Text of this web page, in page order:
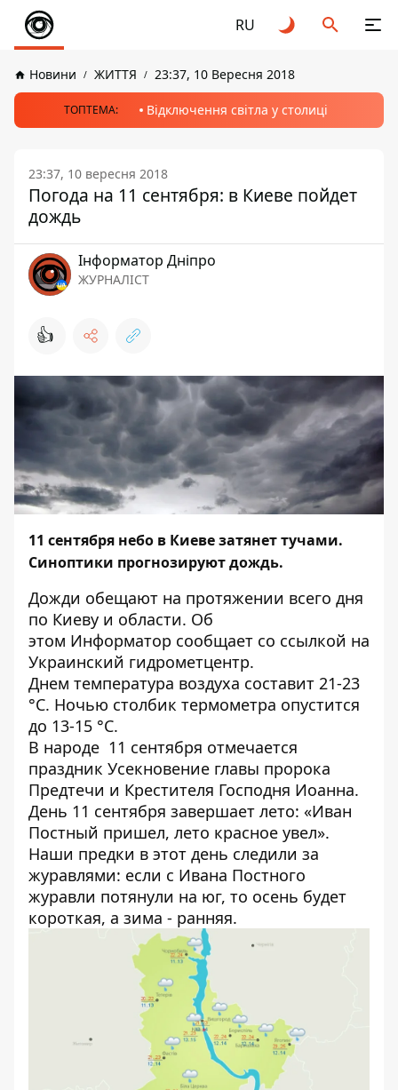
RU
Новини ЖИТТЯ 23:37, 10 Вересня 2018
ТОПТЕМА: Відключення світла у столиці
23:37, 10 вересня 2018
Погода на 11 сентября: в Киеве пойдет
дождь
Інформатор Дніпро
ЖУРНАЛІСТ
👍
11 сентября небо в Киеве затянет тучами.
Синоптики прогнозируют дождь.
Дожди обещают на протяжении всего дня
по Киеву и области. Об
этом Информатор сообщает со ссылкой на
Украинский гидрометцентр.
Днем температура воздуха составит 21-23
°C. Ночью столбик термометра опустится
до 13-15 °C.
В народе 11 сентября отмечается
праздник Усекновение главы пророка
Предтечи и Крестителя Господня Иоанна.
День 11 сентября завершает лето: «Иван
Постный пришел, лето красное увел».
Наши предки в этот день следили за
журавлями: если с Ивана Постного
журавли потянули на юг, то осень будет
короткая, а зима - ранняя.